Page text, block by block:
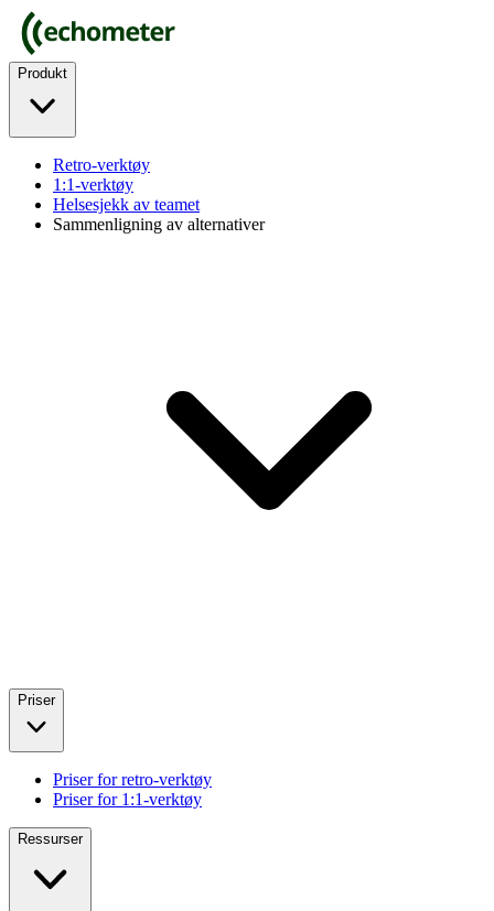
Produkt
Retro-verktøy
1:1-verktøy
Helsesjekk av teamet
Sammenligning av alternativer
Priser
Priser for retro-verktøy
Priser for 1:1-verktøy
Ressurser